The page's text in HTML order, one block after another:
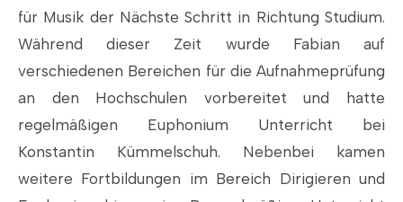
für Musik der Nächste Schritt in Richtung Studium.
Während dieser Zeit wurde Fabian auf
verschiedenen Bereichen für die Aufnahmeprüfung
an den Hochschulen vorbereitet und hatte
regelmäßigen Euphonium Unterricht bei
Konstantin Kümmelschuh. Nebenbei kamen
weitere Fortbildungen im Bereich Dirigieren und